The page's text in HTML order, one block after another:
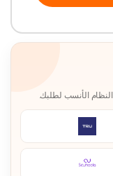
الأنسب لطلبك.